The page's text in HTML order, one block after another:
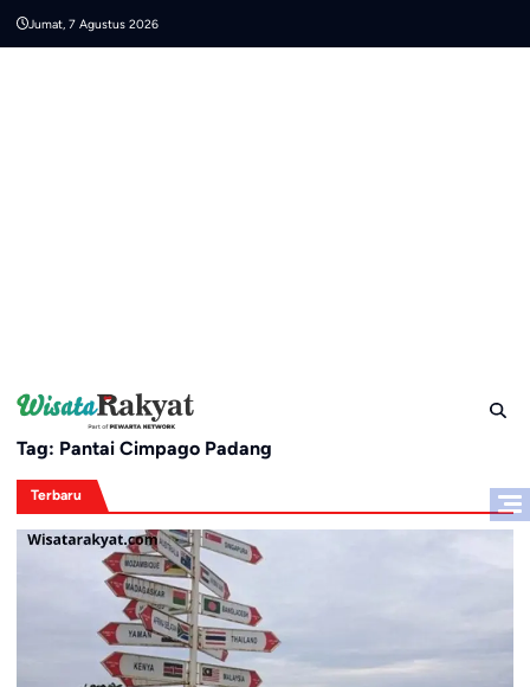
Jumat, 7 Agustus 2026
Tag: Pantai Cimpago Padang
Terbaru